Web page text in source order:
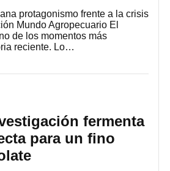
protagonismo frente a la crisis
Mundo Agropecuario El
de los momentos más
reciente. Lo…
fermenta
para un fino